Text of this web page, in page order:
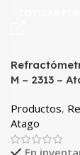
M – 2313 –
Productos,
Atago
En